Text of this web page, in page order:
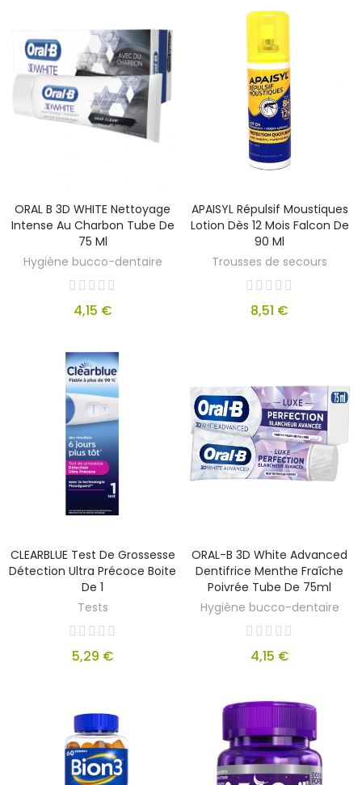
ORAL B 3D WHITE Nettoyage
Intense Au Charbon Tube De
75 Ml
Hygiène bucco-dentaire
4,15 €
APAISYL Répulsif Moustiques
Lotion Dès 12 Mois Falcon De
90 Ml
Trousses de secours
8,51 €
CLEARBLUE Test De Grossesse
Détection Ultra Précoce Boite
De 1
Tests
5,29 €
ORAL-B 3D White Advanced
Dentifrice Menthe Fraîche
Poivrée Tube De 75ml
Hygiène bucco-dentaire
4,15 €